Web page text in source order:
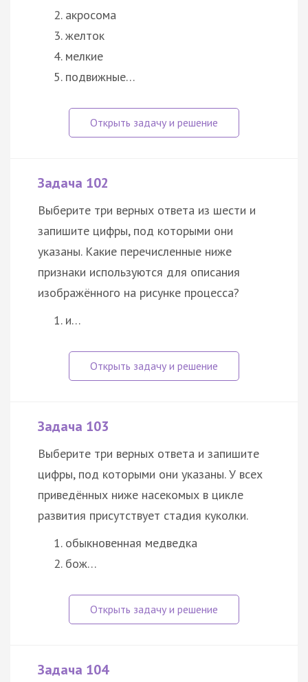
акросома
желток
мелкие
подвижные…
Задача 102
Выберите три верных ответа из шести и
запишите цифры, под которыми они
указаны. Какие перечисленные ниже
признаки используются для описания
изображённого на рисунке процесса?
и…
Задача 103
Выберите три верных ответа и запишите
цифры, под которыми они указаны. У всех
приведённых ниже насекомых в цикле
развития присутствует стадия куколки.
обыкновенная медведка
бож…
Задача 104